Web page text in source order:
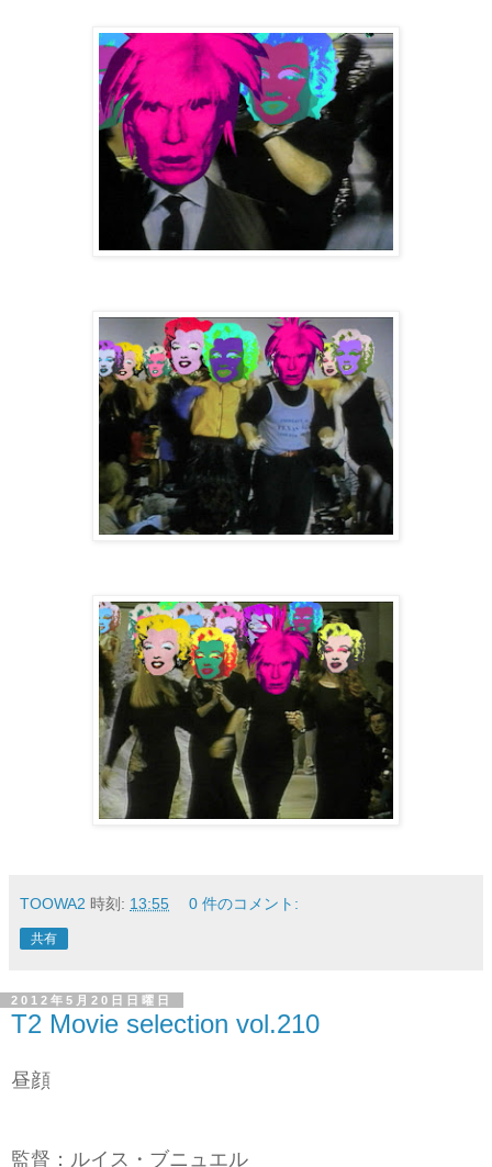
TOOWA2 時刻: 13:55 0 件のコメント:
共有
2012年5月20日日曜日
T2 Movie selection vol.210
昼顔
監督：ルイス・ブニュエル